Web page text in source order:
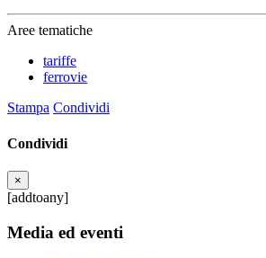
Aree tematiche
tariffe
ferrovie
Stampa Condividi
Condividi
×
[addtoany]
Media ed eventi